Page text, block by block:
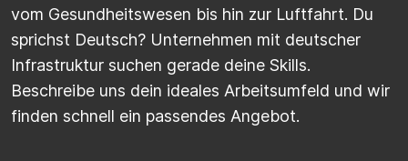
vom Gesundheitswesen bis hin zur Luftfahrt. Du
sprichst Deutsch? Unternehmen mit deutscher
Infrastruktur suchen gerade deine Skills.
Beschreibe uns dein ideales Arbeitsumfeld und wir
finden schnell ein passendes Angebot.